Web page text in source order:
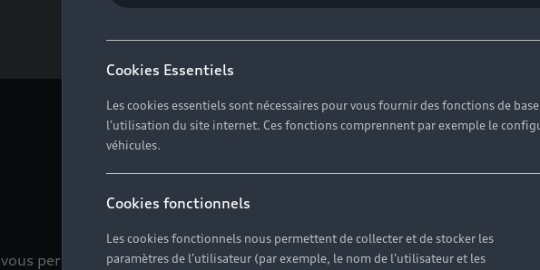
Cookies Essentiels
Les cookies essentiels sont nécessaires pour vous fournir des fonctions de
l'utilisation du site internet. Ces fonctions comprennent par exemple le
véhicules.
Cookies fonctionnels
Les cookies fonctionnels nous permettent de collecter et de stocker les
paramètres de l'utilisateur (par exemple, le nom de l'utilisateur et les
vous permet d’acquérir un véhicule d’occasion avec les mêmes avantages